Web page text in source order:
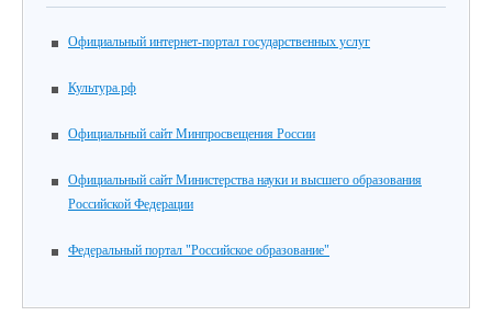
Официальный интернет-портал государственных услуг
Культура.рф
Официальный сайт Минпросвещения России
Официальный сайт Министерства науки и высшего образования
Российской Федерации
Федеральный портал "Российское образование"